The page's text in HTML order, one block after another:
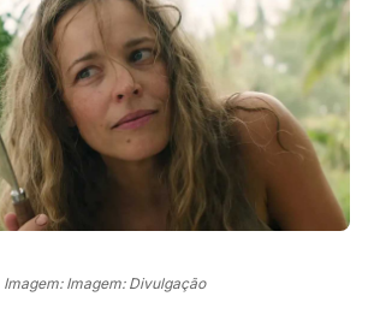
Imagem: Imagem: Divulgação